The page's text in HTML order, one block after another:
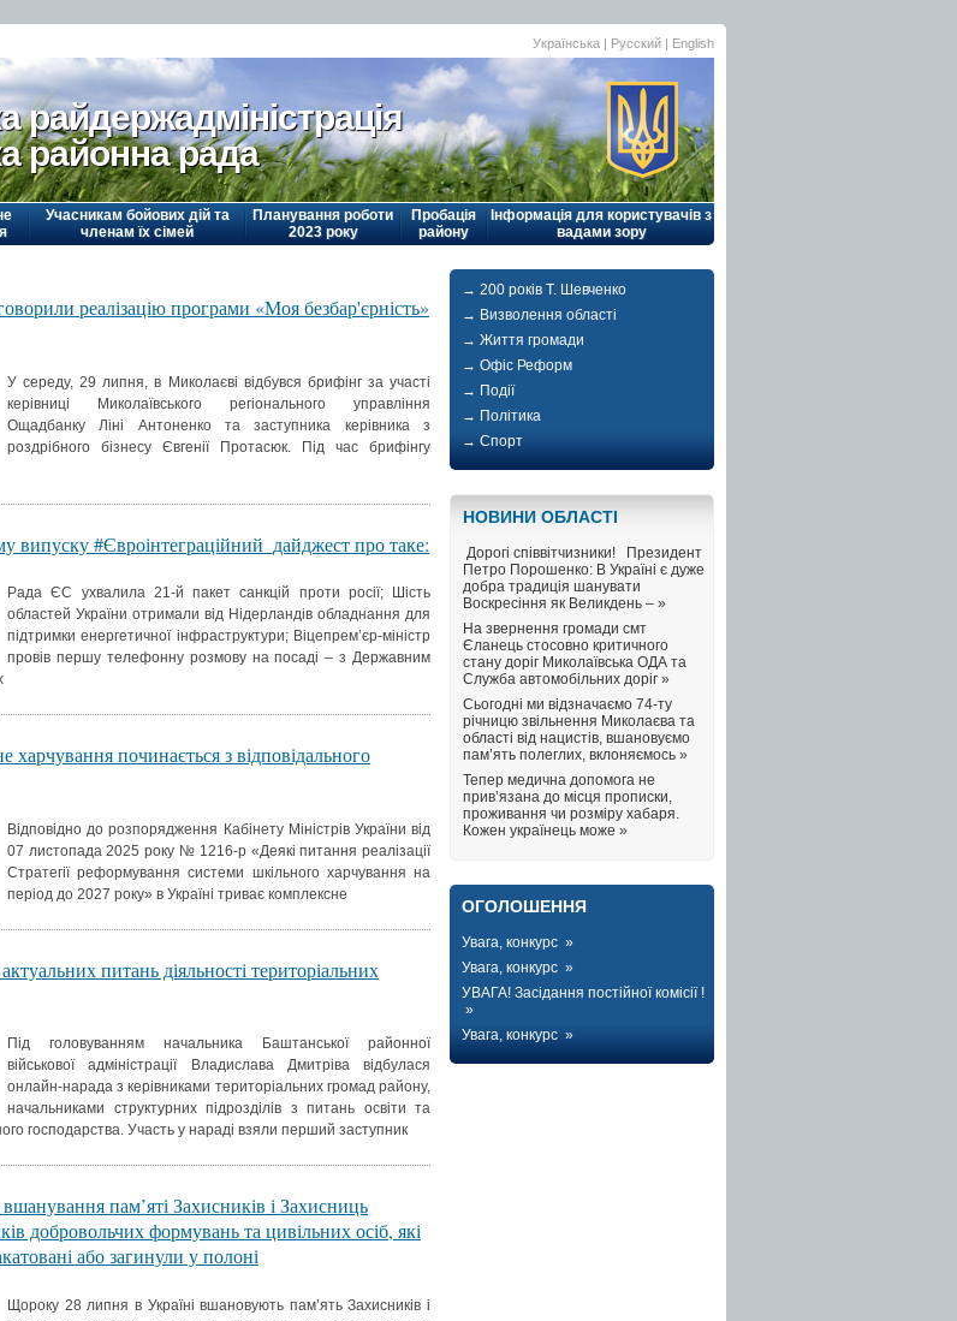
Українська | Русский | English
райдержадміністрація
районна рада
Учасникам бойових дій та
членам їх сімей
Планування роботи
2023 року
Пробація
району
Інформація для користувачів з
вадами зору
реалізацію програми «Моя безбар'єрність»
У середу, 29 липня, в Миколаєві відбувся брифінг за участі
керівниці Миколаївського регіонального управління
Ощадбанку Ліні Антоненко та заступника керівника з
роздрібного бізнесу Євгенії Протасюк. Під час брифінгу
випуску #Євроінтеграційний_дайджест про таке:
Рада ЄС ухвалила 21-й пакет санкцій проти росії; Шість
областей України отримали від Нідерландів обладнання для
підтримки енергетичної інфраструктури; Віцепрем’єр-міністр
провів першу телефонну розмову на посаді – з Державним
харчування починається з відповідального
Відповідно до розпорядження Кабінету Міністрів України від
07 листопада 2025 року № 1216-р «Деякі питання реалізації
Стратегії реформування системи шкільного харчування на
період до 2027 року» в Україні триває комплексне
питань діяльності територіальних
Під головуванням начальника Баштанської районної
військової адміністрації Владислава Дмитріва відбулася
онлайн-нарада з керівниками територіальних громад району,
начальниками структурних підрозділів з питань освіти та
господарства. Участь у нараді взяли перший заступник
пам’яті Захисників і Захисниць
добровольчих формувань та цивільних осіб, які
або загинули у полоні
Щороку 28 липня в Україні вшановують пам’ять Захисників і
→ 200 років Т. Шевченко
→ Визволення області
→ Життя громади
→ Офіс Реформ
→ Події
→ Політика
→ Спорт
НОВИНИ ОБЛАСТI
Дорогі співвітчизники! Президент
Петро Порошенко: В Україні є дуже
добра традиція шанувати
Воскресіння як Великдень – »
На звернення громади смт
Єланець стосовно критичного
стану доріг Миколаївська ОДА та
Служба автомобільних доріг »
Сьогодні ми відзначаємо 74-ту
річницю звільнення Миколаєва та
області від нацистів, вшановуємо
пам’ять полеглих, вклоняємось »
Тепер медична допомога не
прив’язана до місця прописки,
проживання чи розміру хабаря.
Кожен українець може »
ОГОЛОШЕННЯ
Увага, конкурс »
Увага, конкурс »
УВАГА! Засідання постійної комісії !
»
Увага, конкурс »